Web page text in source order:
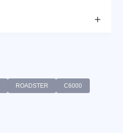
ROADSTER C6000